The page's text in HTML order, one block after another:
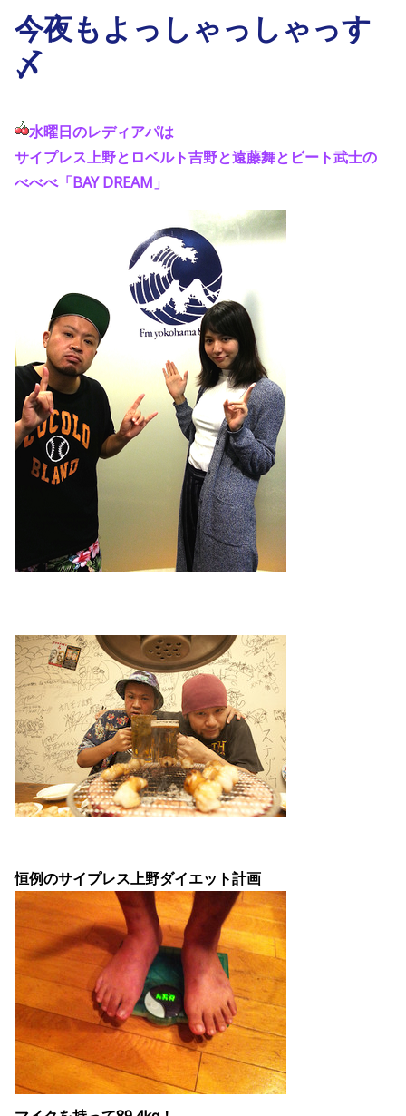
今夜もよっしゃっしゃっす
〆
水曜日のレディアパは
サイプレス上野とロベルト吉野と遠藤舞とビート武士の
べべべ「BAY DREAM」
恒例のサイプレス上野ダイエット計画